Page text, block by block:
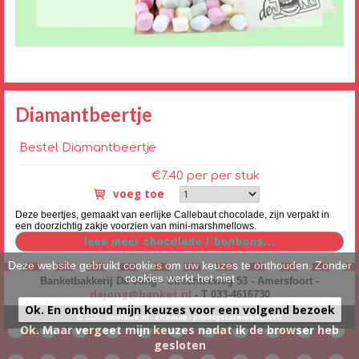
Diamantbeertje
Bestel Diamantbeertje
€7.40 per per stuk
voeg toe
Deze beertjes, gemaakt van eerlijke Callebaut chocolade, zijn verpakt in
een doorzichtig zakje voorzien van mini-marshmellows.
Banketbakkerij De Jong - Utrechtseweg 53 - Amersfoort -
dejong@banket.nl- T 033-4616730
© 2026 -snelsite.nl-sitemap -privacystatement/AVG
Deze website gebruikt cookies om uw keuzes te onthouden. Zonder
cookies werkt het niet
Ok. En onthoud mijn keuzes voor een volgend bezoek
Ok. Maar vergeet mijn keuzes nadat ik de browser heb
gesloten